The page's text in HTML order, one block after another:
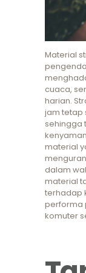
Material
cuaca,
harian.
jam tetap
sehingga
material
dalam
material
terhadap
performa
komuter